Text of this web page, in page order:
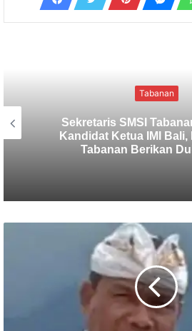
Kriminal
Polres Tabanan Beri
Pendampingan